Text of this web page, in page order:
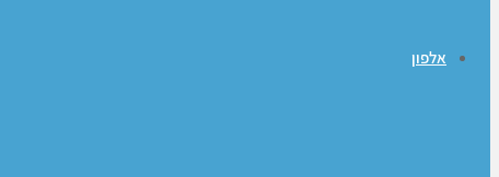
אלפון